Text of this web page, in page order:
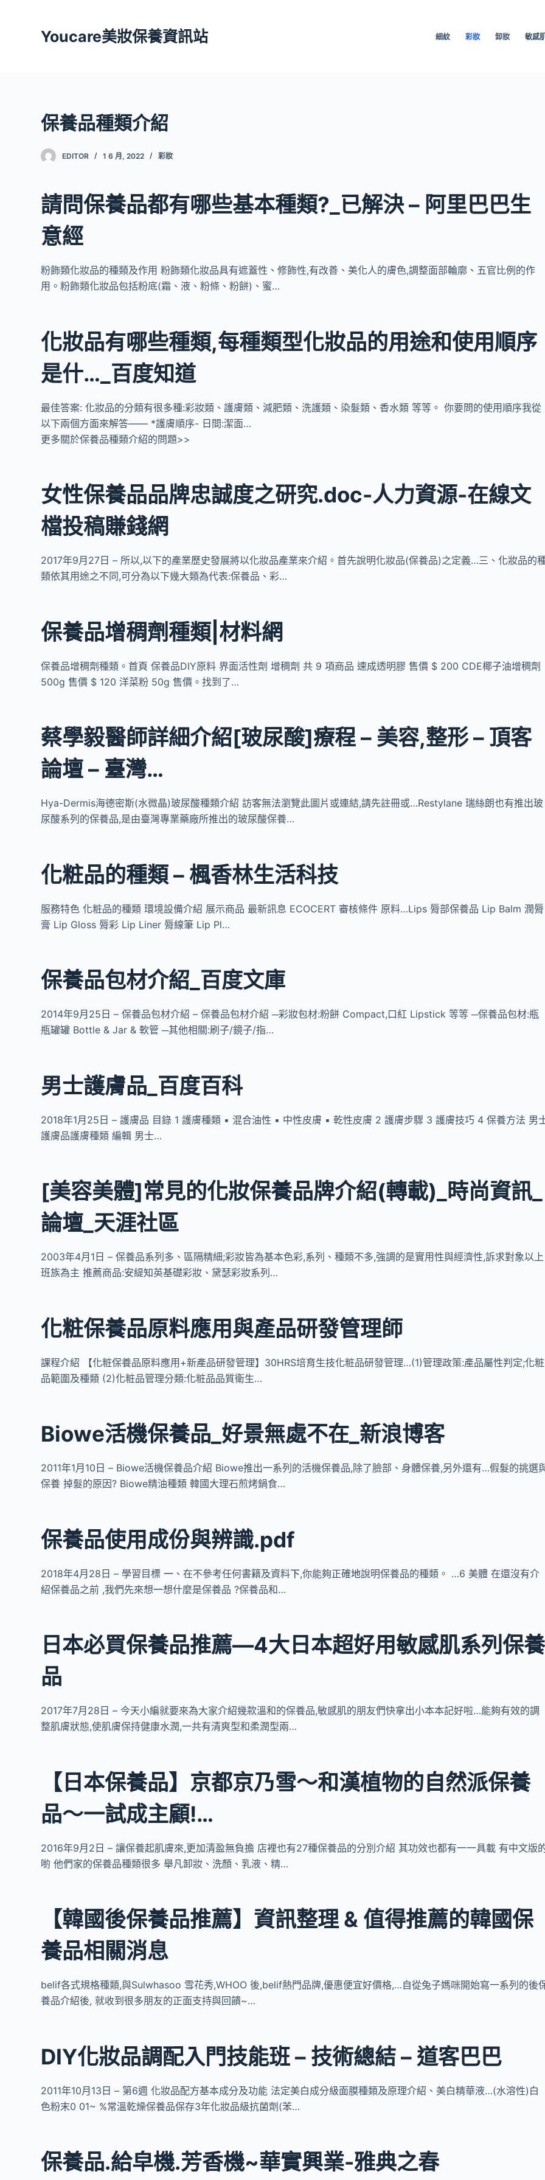
Youcare美妝保養資訊站 細紋 彩妝 卸妝 敏感
保養品種類介紹
EDITOR 1 6 月, 2022 彩妝
請問保養品都有哪些基本種類?_已解決 – 阿里巴巴生
意經
粉飾類化妝品的種類及作用 粉飾類化妝品具有遮蓋性、修飾性,有改善、美化人的膚色,調整面部輪廓、五官比例的作
用。粉飾類化妝品包括粉底(霜、液、粉條、粉餅)、蜜…
化妝品有哪些種類,每種類型化妝品的用途和使用順序
是什…_百度知道
最佳答案: 化妝品的分類有很多種:彩妝類、護膚類、減肥類、洗護類、染髮類、香水類 等等。 你要問的使用順序我從
以下兩個方面來解答—— *護膚順序- 日間:潔面…
更多關於保養品種類介紹的問題>>
女性保養品品牌忠誠度之研究.doc-人力資源-在線文
檔投稿賺錢網
2017年9月27日 – 所以,以下的產業歷史發展將以化妝品產業來介紹。首先說明化妝品(保養品)之定義…三、化妝品的
類依其用途之不同,可分為以下幾大類為代表:保養品、彩…
保養品增稠劑種類|材料網
保養品增稠劑種類。首頁 保養品DIY原料 界面活性劑 增稠劑 共 9 項商品 速成透明膠 售價 $ 200 CDE椰子油增稠劑
500g 售價 $ 120 洋菜粉 50g 售價。找到了…
蔡學毅醫師詳細介紹[玻尿酸]療程 – 美容,整形 – 頂客
論壇 – 臺灣…
Hya-Dermis海德密斯(水微晶)玻尿酸種類介紹 訪客無法瀏覽此圖片或連結,請先註冊或…Restylane 瑞絲朗也有推出玻
尿酸系列的保養品,是由臺灣專業藥廠所推出的玻尿酸保養…
化粧品的種類 – 楓香林生活科技
服務特色 化粧品的種類 環境設備介紹 展示商品 最新訊息 ECOCERT 審核條件 原料…Lips 脣部保養品 Lip Balm 潤脣
膏 Lip Gloss 脣彩 Lip Liner 脣線筆 Lip Pl…
保養品包材介紹_百度文庫
2014年9月25日 – 保養品包材介紹 – 保養品包材介紹 ─彩妝包材:粉餅 Compact,口紅 Lipstick 等等 ─保養品包材:瓶
瓶罐罐 Bottle & Jar & 軟管 ─其他相關:刷子/鏡子/指…
男士護膚品_百度百科
2018年1月25日 – 護膚品 目錄 1 護膚種類 ▪ 混合油性 ▪ 中性皮膚 ▪ 乾性皮膚 2 護膚步驟 3 護膚技巧 4 保養方法 男
護膚品護膚種類 編輯 男士…
[美容美體]常見的化妝保養品牌介紹(轉載)_時尚資訊_
論壇_天涯社區
2003年4月1日 – 保養品系列多、區隔精細;彩妝皆為基本色彩,系列、種類不多,強調的是實用性與經濟性,訴求對象以上
班族為主 推薦商品:安緹知英基礎彩妝、黛瑟彩妝系列…
化粧保養品原料應用與產品研發管理師
課程介紹 【化粧保養品原料應用+新產品研發管理】30HRS培育生技化粧品研發管理…(1)管理政策:產品屬性判定;化粧
品範圍及種類 (2)化粧品管理分類:化粧品品質衛生…
Biowe活機保養品_好景無處不在_新浪博客
2011年1月10日 – Biowe活機保養品介紹 Biowe推出一系列的活機保養品,除了臉部、身體保養,另外還有…假髮的挑選
保養 掉髮的原因? Biowe精油種類 韓國大理石煎烤鍋食…
保養品使用成份與辨識.pdf
2018年4月28日 – 學習目標 ㆒、在不參考任何書籍及資料㆘,你能夠正確㆞說明保養品的種類。 …6 美體 在還沒有介
紹保養品之前 ,我們先來想㆒想什麼是保養品 ?保養品和…
日本必買保養品推薦―4大日本超好用敏感肌系列保養
品
2017年7月28日 – 今天小編就要來為大家介紹幾款溫和的保養品,敏感肌的朋友們快拿出小本本記好啦…能夠有效的調
整肌膚狀態,使肌膚保持健康水潤,一共有清爽型和柔潤型兩…
【日本保養品】京都京乃雪～和漢植物的自然派保養
品～一試成主顧!…
2016年9月2日 – 讓保養起肌膚來,更加清盈無負擔 店裡也有27種保養品的分別介紹 其功效也都有一一具載 有中文版
喲 他們家的保養品種類很多 舉凡卸妝、洗顏、乳液、精…
【韓國後保養品推薦】資訊整理 & 值得推薦的韓國保
養品相關消息
belif各式規格種類,與Sulwhasoo 雪花秀,WHOO 後,belif熱門品牌,優惠便宜好價格,…自從兔子媽咪開始寫一系列的後
養品介紹後, 就收到很多朋友的正面支持與回饋~…
DIY化妝品調配入門技能班 – 技術總結 – 道客巴巴
2011年10月13日 – 第6週 化妝品配方基本成分及功能 法定美白成分級面膜種類及原理介紹、美白精華液…(水溶性)白
色粉末0 01~ %常溫乾燥保養品保存3年化妝品級抗菌劑(苯…
保養品.給皁機.芳香機~華實興業-雅典之春